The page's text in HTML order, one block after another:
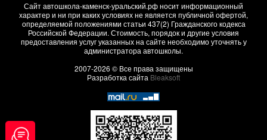
Сайт автошкола-каменск-уральский.рф носит информационный
характер и ни при каких условиях не является публичной офертой,
определяемой положениями статьи 437(2) Гражданского кодекса
Российской Федерации. Стоимость, порядок и другие условия
предоставления услуг указанных на сайте необходимо уточнять у
администратора автошколы.
2007-2026 © Все права защищены
Разработка сайта Bleaksoft